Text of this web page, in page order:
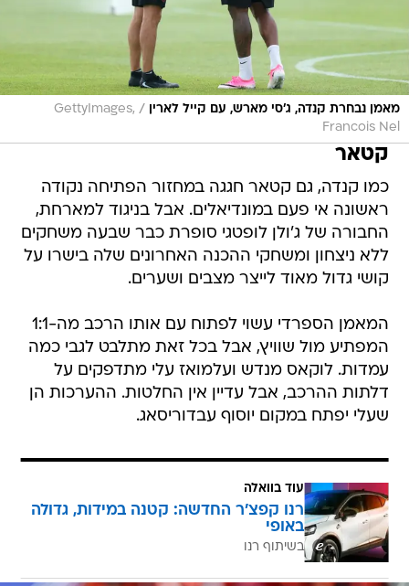
מאמן נבחרת קנדה, ג'סי מארש, עם קייל לארין /
GettyImages,
Francois Nel
קטאר
כמו קנדה, גם קטאר חגגה במחזור הפתיחה נקודה
ראשונה אי פעם במונדיאלים. אבל בניגוד למארחת,
החבורה של ג'ולן לופטגי סופרת כבר שבעה משחקים
ללא ניצחון ומשחקי ההכנה האחרונים שלה בישרו על
קושי גדול מאוד לייצר מצבים ושערים.
המאמן הספרדי עשוי לפתוח עם אותו הרכב מה-1:1
המפתיע מול שוויץ, אבל בכל זאת מתלבט לגבי כמה
עמדות. לוקאס מנדש ועלמואז עלי מתדפקים על
דלתות ההרכב, אבל עדיין אין החלטות. ההערכות הן
שעלי יפתח במקום יוסוף עבדוריסאג.
עוד בוואלה
רנו קפצ'ר החדשה: קטנה במידות, גדולה
באופי
בשיתוף רנו